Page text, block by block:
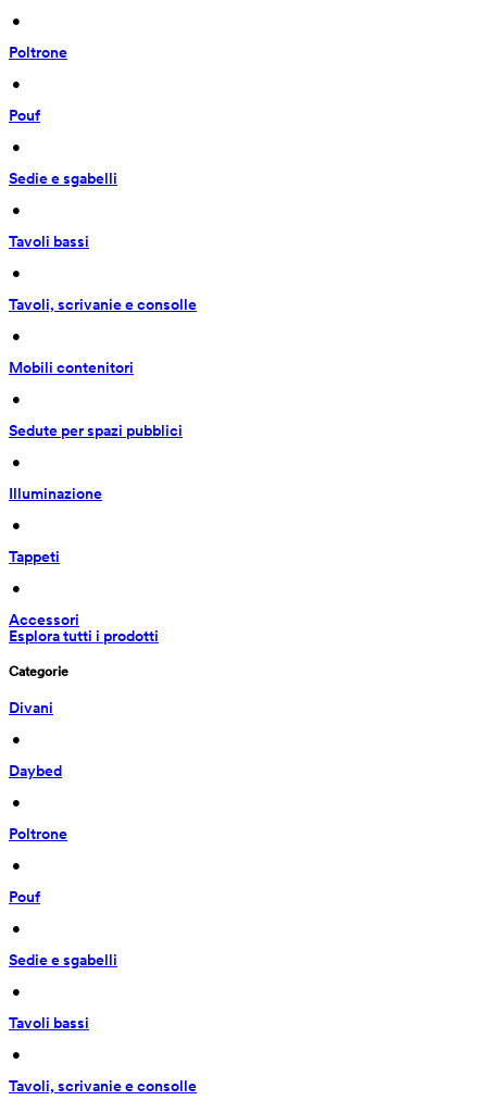
•
Poltrone
•
Pouf
•
Sedie e sgabelli
•
Tavoli bassi
•
Tavoli, scrivanie e consolle
•
Mobili contenitori
•
Sedute per spazi pubblici
•
Illuminazione
•
Tappeti
•
Accessori
Esplora tutti i prodotti
Categorie
Divani
•
Daybed
•
Poltrone
•
Pouf
•
Sedie e sgabelli
•
Tavoli bassi
•
Tavoli, scrivanie e consolle